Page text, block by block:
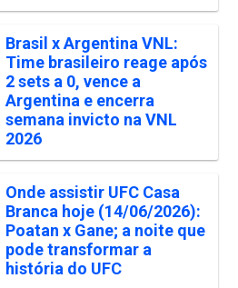
Brasil x Argentina VNL:
Time brasileiro reage após
2 sets a 0, vence a
Argentina e encerra
semana invicto na VNL
2026
Onde assistir UFC Casa
Branca hoje (14/06/2026):
Poatan x Gane; a noite que
pode transformar a
história do UFC